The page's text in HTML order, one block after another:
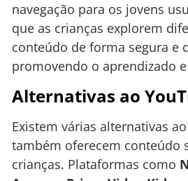
navegação para os jovens
que as crianças explorem
conteúdo de forma segura e
promovendo o aprendizado
Alternativas ao
Existem várias alternativas
também oferecem conteúdo
crianças. Plataformas como